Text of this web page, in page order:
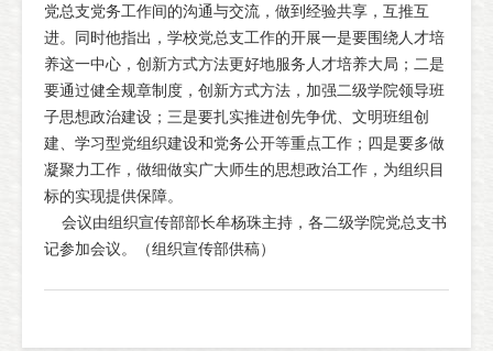
党总支党务工作间的沟通与交流，做到经验共享，互推互
进。同时他指出，学校党总支工作的开展一是要围绕人才培
养这一中心，创新方式方法更好地服务人才培养大局；二是
要通过健全规章制度，创新方式方法，加强二级学院领导班
子思想政治建设；三是要扎实推进创先争优、文明班组创
建、学习型党组织建设和党务公开等重点工作；四是要多做
凝聚力工作，做细做实广大师生的思想政治工作，为组织目
标的实现提供保障。
会议由组织宣传部部长牟杨珠主持，各二级学院党总支书
记参加会议。（组织宣传部供稿）